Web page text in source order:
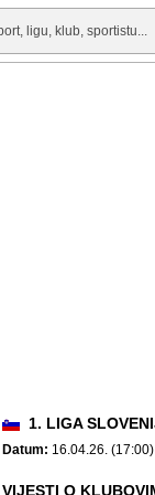
1. LIGA
Datum: 16.04.26. (17:00)
VIJESTI O